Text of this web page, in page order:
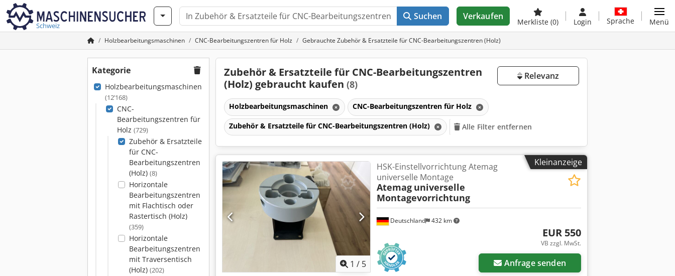
Schweiz
Suchen Verkaufen
Merkliste (0) Login Sprache Menü
Holzbearbeitungsmaschinen CNC-Bearbeitungszentren für Holz Gebrauchte Zubehör & Ersatzteile für CNC-Bearbeitungszentren (Holz)
Kategorie
Holzbearbeitungsmaschinen
(12’168)
CNC-
Bearbeitungszentren für
Holz (729)
Zubehör & Ersatzteile
für CNC-
Bearbeitungszentren
(Holz) (8)
Horizontale
Bearbeitungszentren
mit Flachtisch oder
Rastertisch (Holz)
(359)
Horizontale
Bearbeitungszentren
mit Traversentisch
(Holz) (202)
Zubehör & Ersatzteile für CNC-Bearbeitungszentren
(Holz) gebraucht kaufen (8)
Relevanz
Holzbearbeitungsmaschinen CNC-Bearbeitungszentren für Holz
Zubehör & Ersatzteile für CNC-Bearbeitungszentren (Holz) Alle Filter entfernen
Kleinanzeige
1 / 5
Deutschland 432 km
HSK-Einstellvorrichtung Atemag
universelle Montage
Atemag universelle
Montagevorrichtung
EUR 550
VB zzgl. MwSt.
Anfrage senden